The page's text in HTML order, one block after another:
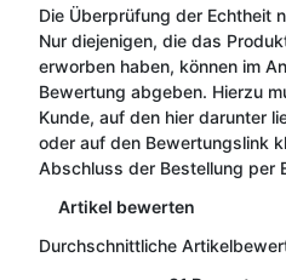
Durchschnittliche
Die Überprüfung der Echtheit
Nur diejenigen, die das
erworben haben, können im
Bewertung abgeben. Hierzu
Kunde, auf den hier darunter
oder auf den Bewertungslink
Abschluss der Bestellung per
Artikel bewerten